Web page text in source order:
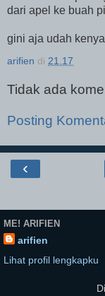
dari apel ke buah
gini aja udah
arifien di 21.17
Tidak ada
Posting
‹
ME! ARIFIEN
arifien
Lihat profil lengkapku